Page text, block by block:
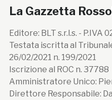
La Gazzetta
Editore: BLT s.r.l.s. - P.IVA
Testata iscritta al
26/02/2021 n. 199/2021
Iscrizione al ROC n. 37788
Amministratore Unico:
Direttore Responsabile: